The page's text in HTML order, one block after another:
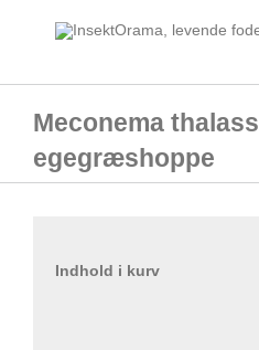
Meconema
egegræshoppe
Indhold i kurv